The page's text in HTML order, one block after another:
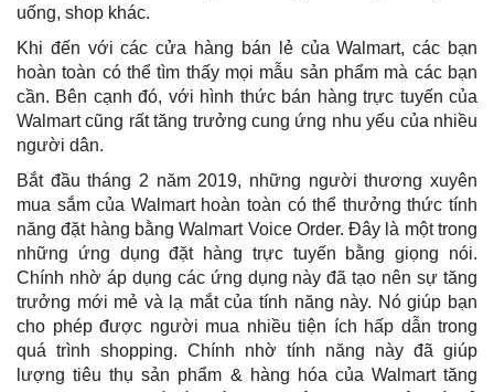
uống, shop khác.
Khi đến với các cửa hàng bán lẻ của Walmart, các bạn
hoàn toàn có thể tìm thấy mọi mẫu sản phẩm mà các bạn
cần. Bên cạnh đó, với hình thức bán hàng trực tuyến của
Walmart cũng rất tăng trưởng cung ứng nhu yếu của nhiều
người dân.
Bắt đầu tháng 2 năm 2019, những người thương xuyên
mua sắm của Walmart hoàn toàn có thể thưởng thức tính
năng đặt hàng bằng Walmart Voice Order. Đây là một trong
những ứng dụng đặt hàng trực tuyến bằng giọng nói.
Chính nhờ áp dụng các ứng dụng này đã tạo nên sự tăng
trưởng mới mẻ và lạ mắt của tính năng này. Nó giúp bạn
cho phép được người mua nhiều tiện ích hấp dẫn trong
quá trình shopping. Chính nhờ tính năng này đã giúp
lượng tiêu thụ sản phẩm & hàng hóa của Walmart tăng